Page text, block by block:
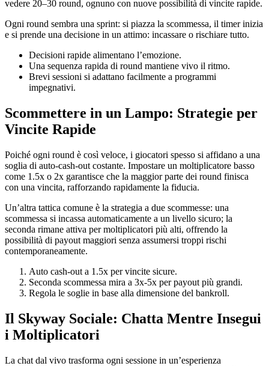
vedere 20–30 round, ognuno con nuove possibilità di vincite rapide.
Ogni round sembra una sprint: si piazza la scommessa, il timer inizia
e si prende una decisione in un attimo: incassare o rischiare tutto.
Decisioni rapide alimentano l’emozione.
Una sequenza rapida di round mantiene vivo il ritmo.
Brevi sessioni si adattano facilmente a programmi
impegnativi.
Scommettere in un Lampo: Strategie per
Vincite Rapide
Poiché ogni round è così veloce, i giocatori spesso si affidano a una
soglia di auto‑cash‑out costante. Impostare un moltiplicatore basso
come 1.5x o 2x garantisce che la maggior parte dei round finisca
con una vincita, rafforzando rapidamente la fiducia.
Un’altra tattica comune è la strategia a due scommesse: una
scommessa si incassa automaticamente a un livello sicuro; la
seconda rimane attiva per moltiplicatori più alti, offrendo la
possibilità di payout maggiori senza assumersi troppi rischi
contemporaneamente.
Auto cash-out a 1.5x per vincite sicure.
Seconda scommessa mira a 3x‑5x per payout più grandi.
Regola le soglie in base alla dimensione del bankroll.
Il Skyway Sociale: Chatta Mentre Insegui
i Moltiplicatori
La chat dal vivo trasforma ogni sessione in un’esperienza